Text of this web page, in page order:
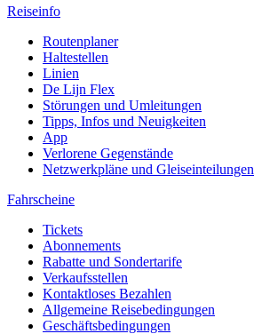
Reiseinfo
Routenplaner
Haltestellen
Linien
De Lijn Flex
Störungen und Umleitungen
Tipps, Infos und Neuigkeiten
App
Verlorene Gegenstände
Netzwerkpläne und Gleiseinteilungen
Fahrscheine
Tickets
Abonnements
Rabatte und Sondertarife
Verkaufsstellen
Kontaktloses Bezahlen
Allgemeine Reisebedingungen
Geschäftsbedingungen